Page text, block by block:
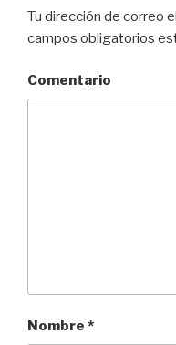
Tu dirección de correo
campos obligatorios
Comentario
Nombre *